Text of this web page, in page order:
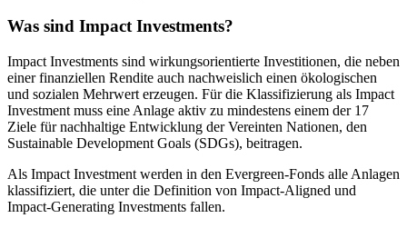
Was sind Impact Investments?
Impact Investments sind wirkungsorientierte Investitionen, die neben
einer finanziellen Rendite auch nachweislich einen ökologischen
und sozialen Mehrwert erzeugen. Für die Klassifizierung als Impact
Investment muss eine Anlage aktiv zu mindestens einem der 17
Ziele für nachhaltige Entwicklung der Vereinten Nationen, den
Sustainable Development Goals (SDGs), beitragen.
Als Impact Investment werden in den Evergreen-Fonds alle Anlagen
klassifiziert, die unter die Definition von Impact-Aligned und
Impact-Generating Investments fallen.